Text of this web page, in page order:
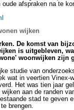
afspraken na te
wijken
De komst van
is uitgebleven,
woonwijken zijn
studie van
wat in veertien Vinex-
Het was tien jaar
aan de randen
stad te geven
brengen.